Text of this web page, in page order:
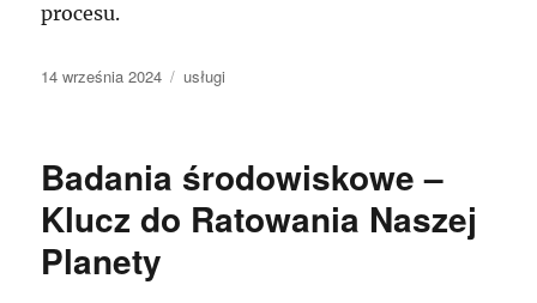
procesu.
Data
14 września 2024 Kategorie
usługi
Badania środowiskowe –
Klucz do Ratowania Naszej
Planety